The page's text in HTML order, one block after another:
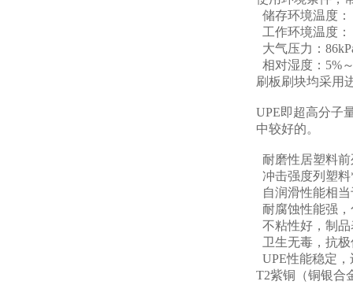
储存环境温度
工作环境温度
大气压力：
相对湿度：5%
刷板刷块均采用
UPE即超高分子
中较好的。
耐磨性居塑料
冲击强度列塑
自润滑性能相
耐腐蚀性能强
不粘性好，制
卫生无毒，抗
UPE性能稳定
T2紫铜（铜银合